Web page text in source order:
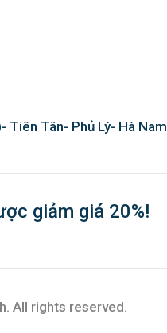
Tiên Tân- Phủ Lý- Hà Nam
giảm giá 20%!
All rights reserved.